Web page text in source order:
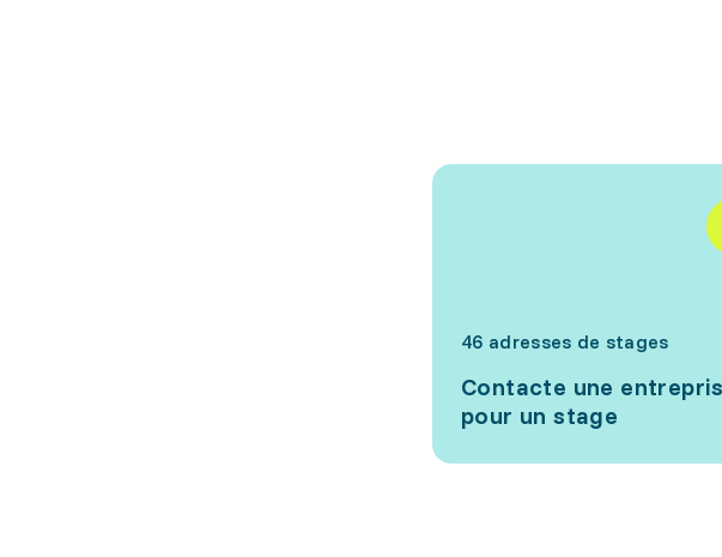
46 adresses de stages
Contacte une
pour un stage